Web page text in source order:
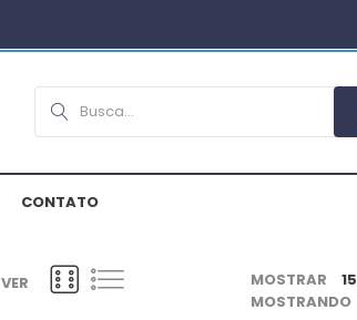
CONTATO
VER MOSTRAR 15
MOSTRANDO